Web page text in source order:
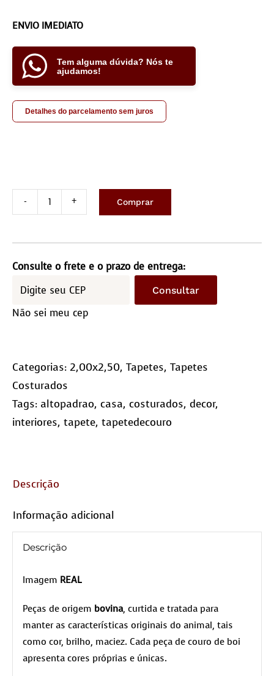
ENVIO IMEDIATO
Tem alguma dúvida? Nós te
ajudamos!
Detalhes do parcelamento sem juros
2,0x2,5m
-
Quadriculado
quantidade
Comprar
Consulte o frete e o prazo de entrega:
Consultar
Não sei meu cep
Categorias: 2,00x2,50, Tapetes, Tapetes
Costurados
Tags: altopadrao, casa, costurados, decor,
interiores, tapete, tapetedecouro
Descrição
Informação adicional
Descrição
Imagem REAL
Peças de origem bovina, curtida e tratada para
manter as características originais do animal, tais
como cor, brilho, maciez. Cada peça de couro de boi
apresenta cores próprias e únicas.